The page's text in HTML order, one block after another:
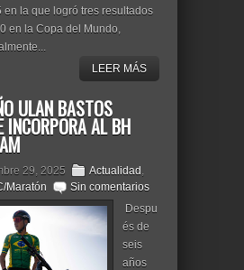
en la que logró tres resultados
en la Copa del Mundo,
LEER MÁS
ULAN BASTOS
INCORPORA AL BH
29, 2025 Actualidad ,
Maratón
Sin comentarios
Despu
és de
seis
años